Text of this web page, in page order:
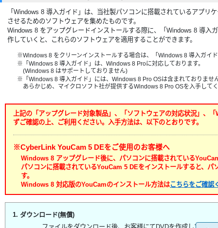
「Windows 8 導入ガイド」は、当社製パソコンに搭載されているアプリ
させるためのソフトウェアを集めたものです。
Windows 8 をアップグレードインストールする際に、「Windows 8 導入
作していくと、これらのソフトウェアを適用することができます。
※Windows 8 をクリーンインストールする場合は、「Windows 8 導入ガイ
※「Windows 8 導入ガイド」は、Windows 8 Proに対応しております。
(Windows 8 はサポートしておりません)
※「Windows 8 導入ガイド」には、Windows 8 Pro OSは含まれておりませ
あらかじめ、マイクロソフト社が提供するWindows 8 Pro OSを入手して
上記の「アップグレード対象製品」、「ソフトウェアの対応状況」、
ずご確認の上、ご利用ください。入手方法は、以下のとおりです。
※CyberLink YouCam 5 DEをご使用のお客様へ
Windows 8 アップグレード後に、パソコンに搭載されている
パソコンに搭載されているYouCam 5 DEをインストールすると、パ
す。
Windows 8 対応版のYouCamのインストール方法はこちらをご確認
1. ダウンロード(無償)